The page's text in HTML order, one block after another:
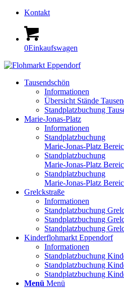
Kontakt
0Einkaufswagen
Tausendschön
Informationen
Übersicht Stände
Standplatzbuchung
Marie-Jonas-Platz
Informationen
Standplatzbuchung
Marie-Jonas-Platz
Standplatzbuchung
Marie-Jonas-Platz
Standplatzbuchung
Marie-Jonas-Platz
Grelckstraße
Informationen
Standplatzbuchung
Standplatzbuchung
Standplatzbuchung
Kinderflohmarkt Eppendorf
Informationen
Standplatzbuchung
Standplatzbuchung
Standplatzbuchung
Menü Menü